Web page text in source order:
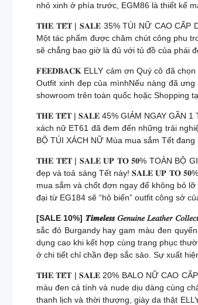
nhỏ xinh ở phía trước, EGM86 là thiết kế
𝐓𝐇𝐄 𝐓𝐄̂́𝐓 | 𝐒𝐀𝐋𝐄 35% TÚI NỮ CAO CẤP
Một tác phẩm được chăm chút công phu
sẽ chẳng bao giờ là đủ với tủ đồ của phái
𝐅𝐄𝐄𝐃𝐁𝐀𝐂𝐊 ELLY cảm ơn Quý cô đã chọn
Outfit xinh đẹp của mìnhNếu nàng đã
showroom trên toàn quốc hoặc
𝐓𝐇𝐄 𝐓𝐄̂́𝐓 | 𝐒𝐀𝐋𝐄 45% GIẢM NGAY GẦN 1
xách nữ ET61 đã đem đến những trải
BỘ TÚI XÁCH NỮ Mùa mua sắm Tết
𝐓𝐇𝐄 𝐓𝐄̂́𝐓 | 𝐒𝐀𝐋𝐄 𝐔𝐏 𝐓𝐎 𝟓𝟎% TOÀN BỘ
đẹp và toả sáng Tết này! 𝐒𝐀𝐋𝐄 𝐔𝐏 𝐓𝐎
mua sắm và chốt đơn ngay để không bỏ
đại từ EG184 sẽ “hô biến” outfit công sở
[SALE 10%] 𝑻𝒊𝒎𝒆𝒍𝒆𝒔𝒔 𝐺𝑒𝑛𝑢𝑖𝑛𝑒 𝐿𝑒𝑎𝑡ℎ𝑒𝑟
sắc đỏ Burgandy hay gam màu đen
dụng cao khi kết hợp cùng trang phục
ở chi tiết chỉ chần đẹp sắc sảo. Sự xuất
𝐓𝐇𝐄 𝐓𝐄̂́𝐓 | 𝐒𝐀𝐋𝐄 20% BALO NỮ CAO
màu đen cá tính và nude dịu dàng cùng
thanh lịch và thời thượng, giày da thật